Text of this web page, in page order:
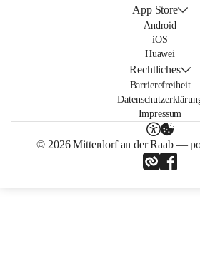
App Store
Android
iOS
Huawei
Rechtliches
Barrierefreiheit
Impressum
© 2026 Mitterdorf an der Raab —